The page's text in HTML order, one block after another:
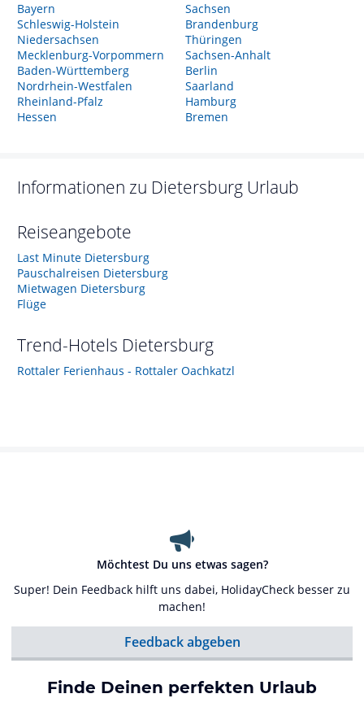
Bayern
Schleswig-Holstein
Niedersachsen
Mecklenburg-Vorpommern
Baden-Württemberg
Nordrhein-Westfalen
Rheinland-Pfalz
Hessen
Sachsen
Brandenburg
Thüringen
Sachsen-Anhalt
Berlin
Saarland
Hamburg
Bremen
Informationen zu Dietersburg Urlaub
Reiseangebote
Last Minute Dietersburg
Pauschalreisen Dietersburg
Mietwagen Dietersburg
Flüge
Trend-Hotels Dietersburg
Rottaler Ferienhaus - Rottaler Oachkatzl
Möchtest Du uns etwas sagen?
Super! Dein Feedback hilft uns dabei, HolidayCheck besser zu
machen!
Feedback abgeben
Finde Deinen perfekten Urlaub